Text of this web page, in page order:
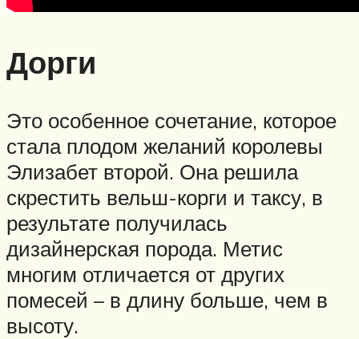
Дорги
Это особенное сочетание, которое
стала плодом желаний королевы
Элизабет второй. Она решила
скрестить вельш-корги и таксу, в
результате получилась
дизайнерская порода. Метис
многим отличается от других
помесей – в длину больше, чем в
высоту.